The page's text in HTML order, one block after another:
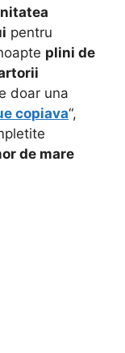
pentru
plini de
doar una
copiava“,
de mare